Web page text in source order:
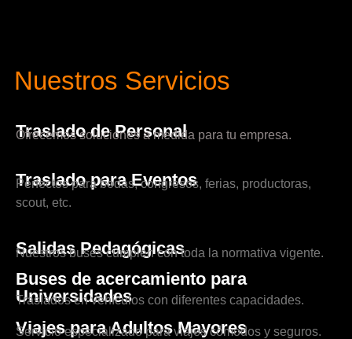
Nuestros Servicios
Traslado de Personal
Ofrecemos soluciones a medida para tu empresa.
Traslado para Eventos
Perfectos para bodas, congresos, ferias, productoras,
scout, etc.
Salidas Pedagógicas
Nuestros buses cumplen con toda la normativa vigente.
Buses de acercamiento para
Universidades
Traslados en vehículos con diferentes capacidades.
Viajes para Adultos Mayores
Servicio especializado para viajes cómodos y seguros.